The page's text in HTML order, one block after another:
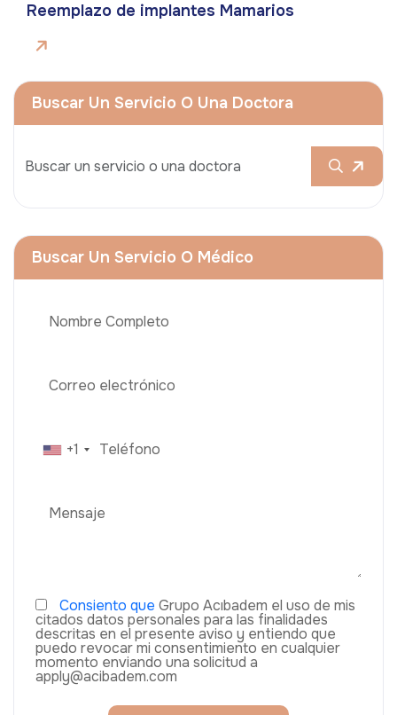
Reemplazo de implantes Mamarios
Buscar Un Servicio O Una Doctora
Buscar Un Servicio O Médico
+1
Consiento que Grupo Acıbadem el uso de mis
citados datos personales para las finalidades
descritas en el presente aviso y entiendo que
puedo revocar mi consentimiento en cualquier
momento enviando una solicitud a
apply@acibadem.com